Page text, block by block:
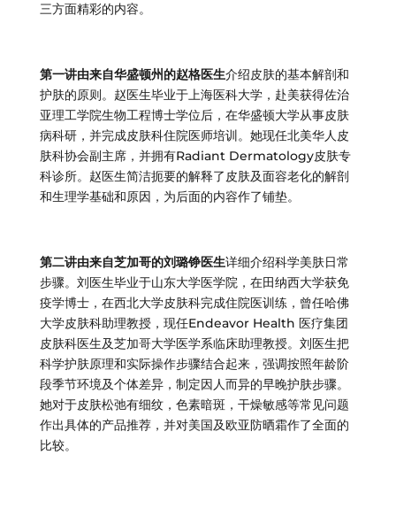
三方面精彩的内容。
第一讲由来自华盛顿州的赵格医生介绍皮肤的基本解剖和
护肤的原则。赵医生毕业于上海医科大学，赴美获得佐治
亚理工学院生物工程博士学位后，在华盛顿大学从事皮肤
病科研，并完成皮肤科住院医师培训。她现任北美华人皮
肤科协会副主席，并拥有Radiant Dermatology皮肤专
科诊所。赵医生简洁扼要的解释了皮肤及面容老化的解剖
和生理学基础和原因，为后面的内容作了铺垫。
第二讲由来自芝加哥的刘璐铮医生详细介绍科学美肤日常
步骤。刘医生毕业于山东大学医学院，在田纳西大学获免
疫学博士，在西北大学皮肤科完成住院医训练，曾任哈佛
大学皮肤科助理教授，现任Endeavor Health 医疗集团
皮肤科医生及芝加哥大学医学系临床助理教授。刘医生把
科学护肤原理和实际操作步骤结合起来，强调按照年龄阶
段季节环境及个体差异，制定因人而异的早晚护肤步骤。
她对于皮肤松弛有细纹，色素暗斑，干燥敏感等常见问题
作出具体的产品推荐，并对美国及欧亚防晒霜作了全面的
比较。